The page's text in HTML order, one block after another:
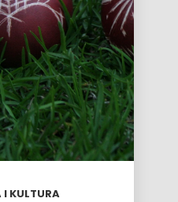
KULTURA